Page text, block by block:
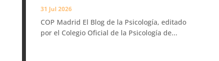
31 Jul 2026
COP Madrid El Blog de la Psicología, editado
por el Colegio Oficial de la Psicología de...